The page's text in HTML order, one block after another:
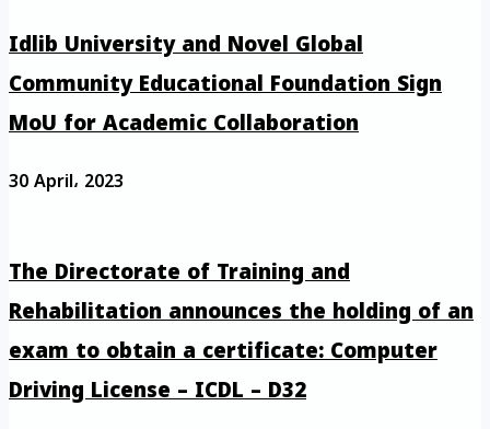
Idlib University and Novel Global
Community Educational Foundation Sign
MoU for Academic Collaboration
30 April، 2023
The Directorate of Training and
Rehabilitation announces the holding of an
exam to obtain a certificate: Computer
Driving License – ICDL – D32